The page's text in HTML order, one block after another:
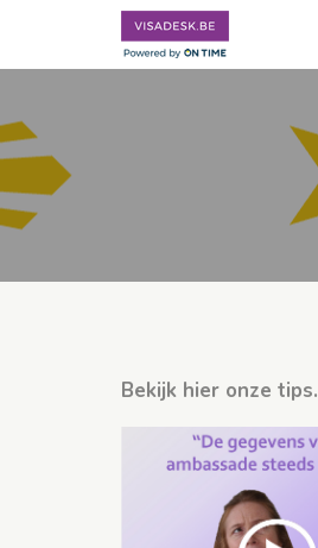
Bekijk hier onze tips.